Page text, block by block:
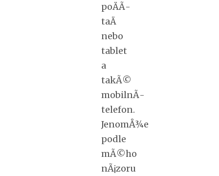
poÄÃ­
taÄ
nebo
tablet
a
takÃ©
mobilnÃ­
telefon.
JenomÅ¾e
podle
mÃ©ho
nÃ¡zoru